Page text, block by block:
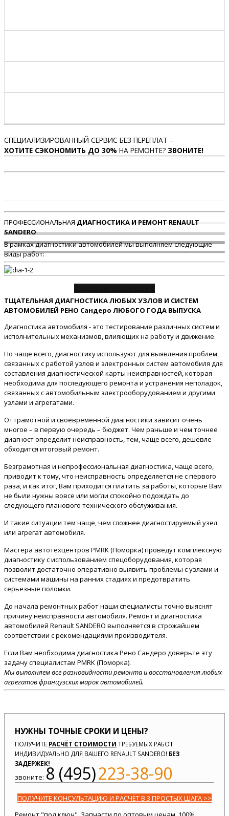
СПЕЦИАЛИЗИРОВАННЫЙ СЕРВИС БЕЗ ПЕРЕПЛАТ –
ХОТИТЕ СЭКОНОМИТЬ ДО 30% НА РЕМОНТЕ? ЗВОНИТЕ!
ПРОФЕССИОНАЛЬНАЯДИАГНОСТИКА И РЕМОНТ RENAULT
SANDERO
В рамках диагностики автомобилей мы выполняем следующие
виды работ:
ТЩАТЕЛЬНАЯ ДИАГНОСТИКА ЛЮБЫХ УЗЛОВ И СИСТЕМ
АВТОМОБИЛЕЙ РЕНО Сандеро ЛЮБОГО ГОДА ВЫПУСКА
Диагностика автомобиля - это тестирование различных систем и
исполнительных механизмов, влияющих на работу и движение.
Но чаще всего, диагностику используют для выявления проблем,
связанных с работой узлов и электронных систем автомобиля для
составления диагностической карты неисправностей, которая
необходима для последующего ремонта и устранения неполадок,
связанных с автомобильным электрооборудованием и другими
узлами и агрегатами.
От грамотной и своевременной диагностики зависит очень
многое – в первую очередь – бюджет. Чем раньше и чем точнее
диагност определит неисправность, тем, чаще всего, дешевле
обходится итоговый ремонт.
Безграмотная и непрофессиональная диагностика, чаще всего,
приводит к тому, что неисправность определяется не с первого
раза, и как итог, Вам приходится платить за работы, которые Вам
не были нужны вовсе или могли спокойно подождать до
следующего планового технического обслуживания.
И такие ситуации тем чаще, чем сложнее диагностируемый узел
или агрегат автомобиля.
Мастера автотехцентров PMRK (Поморка) проведут комплексную
диагностику с использованием спецоборудования, которая
позволит достаточно оперативно выявить проблемы с узлами и
системами машины на ранних стадиях и предотвратить
серьезные поломки.
До начала ремонтных работ наши специалисты точно выяснят
причину неисправности автомобиля. Ремонт и диагностика
автомобилей Renault SANDERO выполняется в строжайшем
соответствии с рекомендациями производителя.
Если Вам необходима диагностика Рено Сандеро доверьте эту
задачу специалистам PMRK (Поморка).
Мы выполняем все разновидности ремонта и восстановления любых
агрегатов французских марок автомобилей.
НУЖНЫ ТОЧНЫЕ СРОКИ И ЦЕНЫ?
ПОЛУЧИТЕ РАСЧЁТ СТОИМОСТИ ТРЕБУЕМЫХ РАБОТ
ИНДИВИДУАЛЬНО ДЛЯ ВАШЕГО RENAULT SANDERO! БЕЗ
ЗАДЕРЖЕК!
звоните: 8 (495)223-38-90
ПОЛУЧИТЕ КОНСУЛЬТАЦИЮ И РАСЧЁТ В 3 ПРОСТЫХ ШАГА >>